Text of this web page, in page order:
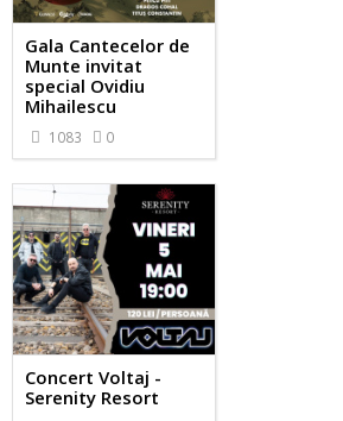
Gala Cantecelor de
Munte invitat
special Ovidiu
Mihailescu
1083 0
Concert Voltaj -
Serenity Resort